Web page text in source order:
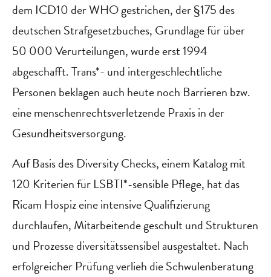
dem ICD10 der WHO gestrichen, der §175 des
deutschen Strafgesetzbuches, Grundlage für über
50 000 Verurteilungen, wurde erst 1994
abgeschafft. Trans*- und intergeschlechtliche
Personen beklagen auch heute noch Barrieren bzw.
eine menschenrechtsverletzende Praxis in der
Gesundheitsversorgung.
Auf Basis des Diversity Checks, einem Katalog mit
120 Kriterien für LSBTI*-sensible Pflege, hat das
Ricam Hospiz eine intensive Qualifizierung
durchlaufen, Mitarbeitende geschult und Strukturen
und Prozesse diversitätssensibel ausgestaltet. Nach
erfolgreicher Prüfung verlieh die Schwulenberatung